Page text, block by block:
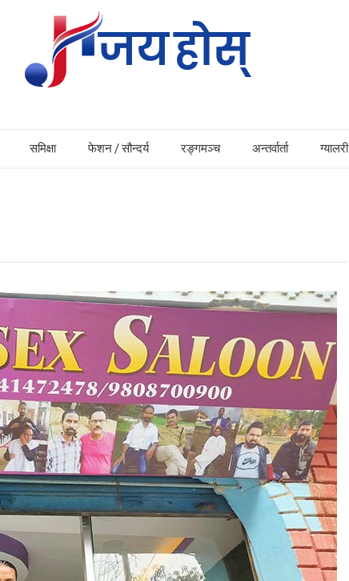
समिक्षा फेशन / सौन्दर्य रङ्गमञ्च अन्तर्वार्ता ग्यालरी